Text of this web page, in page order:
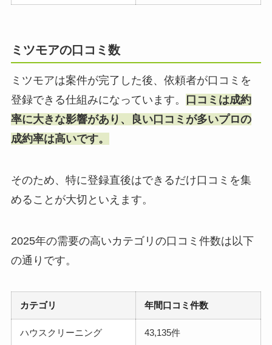
ミツモアの口コミ数
ミツモアは案件が完了した後、依頼者が口コミを
登録できる仕組みになっています。
口コミは成約
率に大きな影響があり、良い口コミが多いプロの
成約率は高いです。
そのため、特に登録直後はできるだけ口コミを集
めることが大切といえます。
2025年の需要の高いカテゴリの口コミ件数は以下
の通りです。
カテゴリ 年間口コミ件数
ハウスクリーニング 43,135件